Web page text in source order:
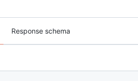
Response schema